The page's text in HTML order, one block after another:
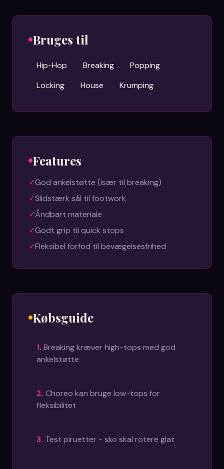
Bruges til
Hip-Hop Breaking
Popping
Locking
House Krumping
Features
✓God ankelstøtte (især til breaking)
✓Slidstærk sål til footwork
✓Åndbart materiale
✓Godt grip til quick stops
✓Fleksibel forfod til bevægelsesfrihed
Købsguide
1. Breaking kræver high-tops med god
ankelstøtte
2. Choreo kan bruge low-tops for
fleksibilitet
3. Test piruetter - sko skal rotere glat